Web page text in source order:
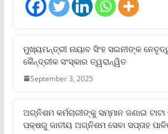
ମୁଖ୍ୟମନ୍ତ୍ରୀ ନାୟାବ ସିଂହ ସଇନୀଙ୍କ
କୈନ୍ଦ୍ରୀକ ସଂସ୍କାର ତ୍ୱରାନ୍ୱିତ
September 3, 2025
ଅଗ୍ନିଶମ କର୍ମଚାରୀଙ୍କୁ ସମ୍ମାନ ଜଣାଇ
ପକ୍ଷରୁ ଜାତୀୟ ଅଗ୍ନିଶମ ସେବା ସପ୍ତାହ